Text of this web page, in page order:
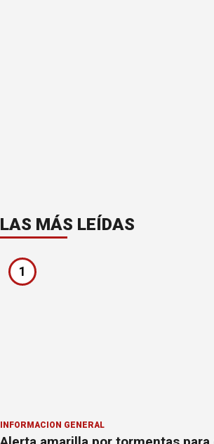
LAS MÁS LEÍDAS
1
INFORMACION GENERAL